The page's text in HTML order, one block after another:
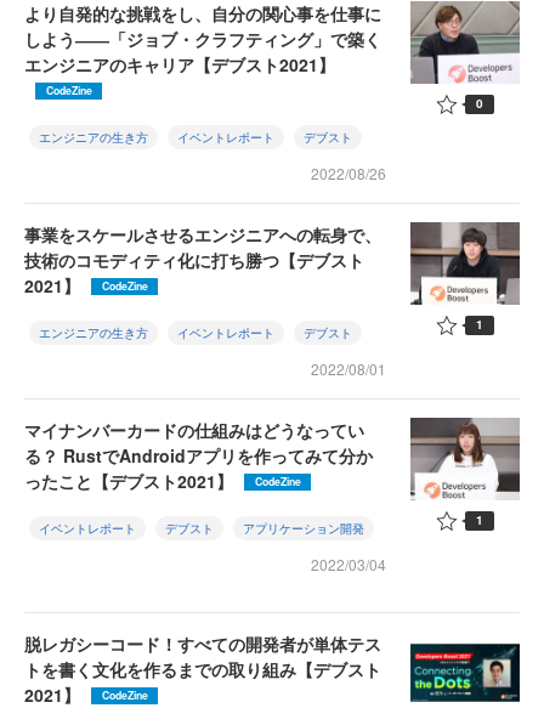
より自発的な挑戦をし、自分の関心事を仕事に
しよう――「ジョブ・クラフティング」で築く
エンジニアのキャリア【デブスト2021】
CodeZine
エンジニアの生き方 イベントレポート デブスト
2022/08/26
0
事業をスケールさせるエンジニアへの転身で、
技術のコモディティ化に打ち勝つ【デブスト
2021】
CodeZine
エンジニアの生き方 イベントレポート デブスト
2022/08/01
1
マイナンバーカードの仕組みはどうなってい
る？ RustでAndroidアプリを作ってみて分か
ったこと【デブスト2021】
CodeZine
イベントレポート デブスト アプリケーション開発
2022/03/04
1
脱レガシーコード！すべての開発者が単体テス
トを書く文化を作るまでの取り組み【デブスト
2021】
CodeZine